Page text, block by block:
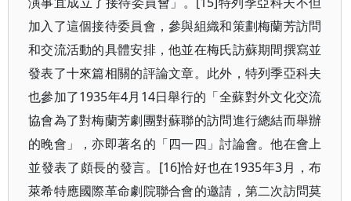
加入了這個接待委員會，參與組織和策劃梅蘭芳訪問
和交流活動的具體安排，他並在梅氏訪蘇期間撰寫並
發表了十來篇相關的評論文章。此外，特列季亞科夫
也參加了1935年4月14日舉行的「全蘇對外文化交流
協會為了對梅蘭芳劇團對蘇聯的訪問進行總結而舉辦
的晚會」，亦即著名的「四一四」討論會。他在會上
並發表了頗長的發言。[16]恰好也在1935年3月，布
萊希特應國際革命劇院聯合會的邀請，第二次訪問莫